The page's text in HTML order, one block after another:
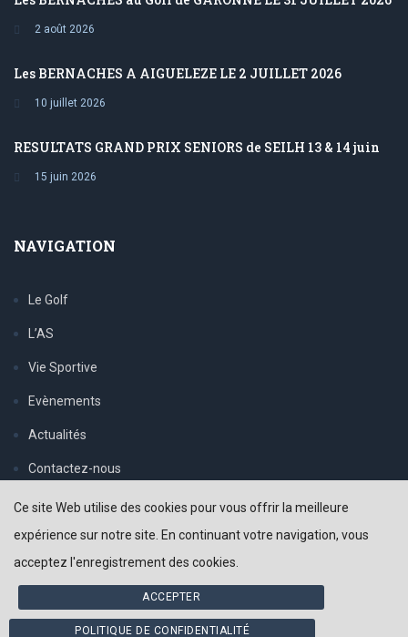
2 août 2026
Les BERNACHES A AIGUELEZE LE 2 JUILLET 2026
10 juillet 2026
RESULTATS GRAND PRIX SENIORS de SEILH 13 & 14 juin
15 juin 2026
NAVIGATION
Le Golf
L’AS
Vie Sportive
Evènements
Actualités
Contactez-nous
Politique de confidentialité
© 2026 AS-golf-seilh.fr tous droits réservés | Créé par
Webcreations
Ce site Web utilise des cookies pour vous offrir la meilleure
expérience sur notre site. En continuant votre navigation, vous
acceptez l'enregistrement des cookies.
ACCEPTER
POLITIQUE DE CONFIDENTIALITÉ